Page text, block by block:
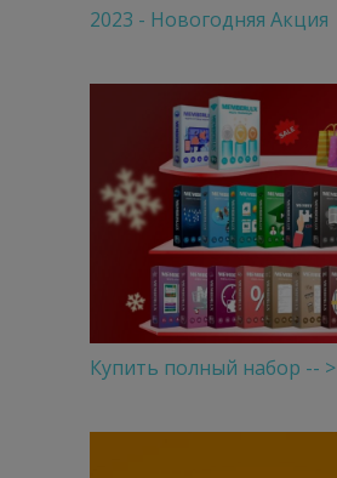
2023 - Новогодняя Акция
Купить полный набор -- >